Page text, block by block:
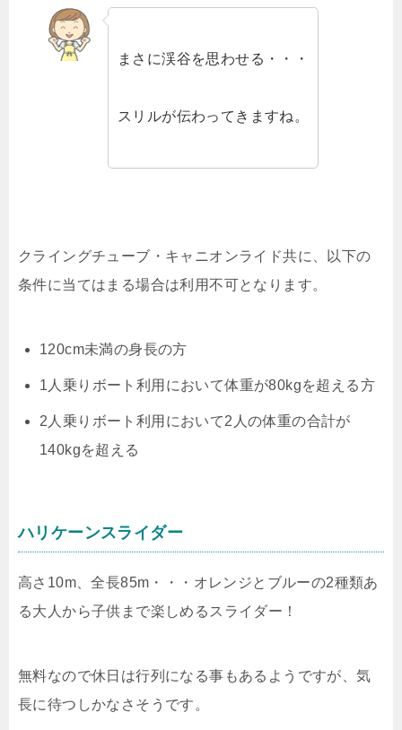
まさに渓谷を思わせる・・・
スリルが伝わってきますね。
クライングチューブ・キャニオンライド共に、以下の
条件に当てはまる場合は利用不可となります。
120cm未満の身長の方
1人乗りボート利用において体重が80kgを超える方
2人乗りボート利用において2人の体重の合計が
140kgを超える
ハリケーンスライダー
高さ10m、全長85m・・・オレンジとブルーの2種類あ
る大人から子供まで楽しめるスライダー！
無料なので休日は行列になる事もあるようですが、気
長に待つしかなさそうです。